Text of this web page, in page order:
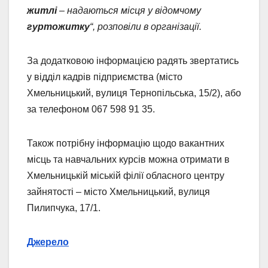
житлі– надаються місця у відомчому
гуртожитку“, розповіли в організації.
За додатковою інформацією радять звертатись
у відділ кадрів підприємства (місто
Хмельницький, вулиця Тернопільська, 15/2), або
за телефоном 067 598 91 35.
Також потрібну інформацію щодо вакантних
місць та навчальних курсів можна отримати в
Хмельницькій міській філії обласного центру
зайнятості – місто Хмельницький, вулиця
Пилипчука, 17/1.
Джерело